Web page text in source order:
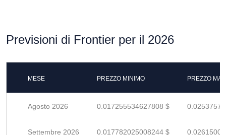
Previsioni di Frontier per il 2026
MESE PREZZO MINIMO PREZZO
Agosto 2026 0.017255534627808 $
Settembre 2026 0.017782025008244 $